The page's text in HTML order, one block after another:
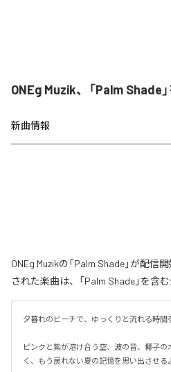
ONEg Muzik、「Palm Shade
新曲情報
ONEg Muzikの「Palm Shade」が配
された楽曲は、「Palm Shade」を含
夕暮れのビーチで、ゆっくりと流れる時間
ピンクと紫が溶け合う空、波の音、椰子
く、もう戻れない夏の記憶を思い出させる